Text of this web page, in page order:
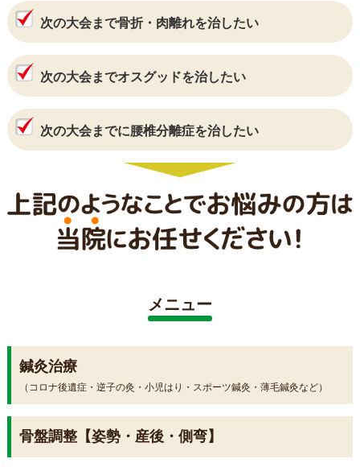
次の大会まで骨折・肉離れを治したい
次の大会までオスグッドを治したい
次の大会までに腰椎分離症を治したい
メニュー
鍼灸治療
（コロナ後遺症・逆子の灸・小児はり・スポーツ鍼灸・薄毛鍼灸など）
骨盤調整【姿勢・産後・側弯】